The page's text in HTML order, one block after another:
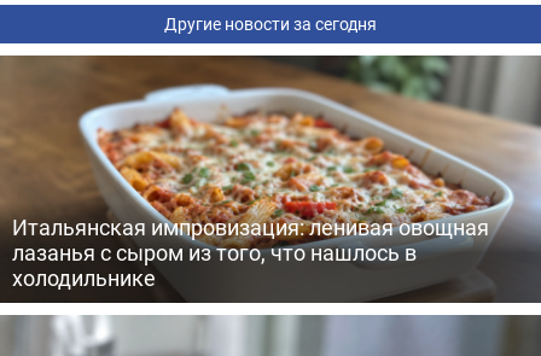
Другие новости за сегодня
Итальянская импровизация: ленивая овощная
лазанья с сыром из того, что нашлось в
холодильнике